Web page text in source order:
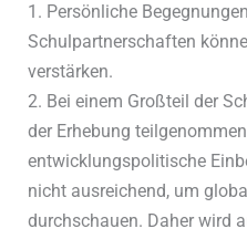
1. Persönliche
Schulpartnerschaften
verstärken.
2. Bei einem Großteil der
der Erhebung
entwicklungspolitische
nicht ausreichend, um
durchschauen. Daher wird